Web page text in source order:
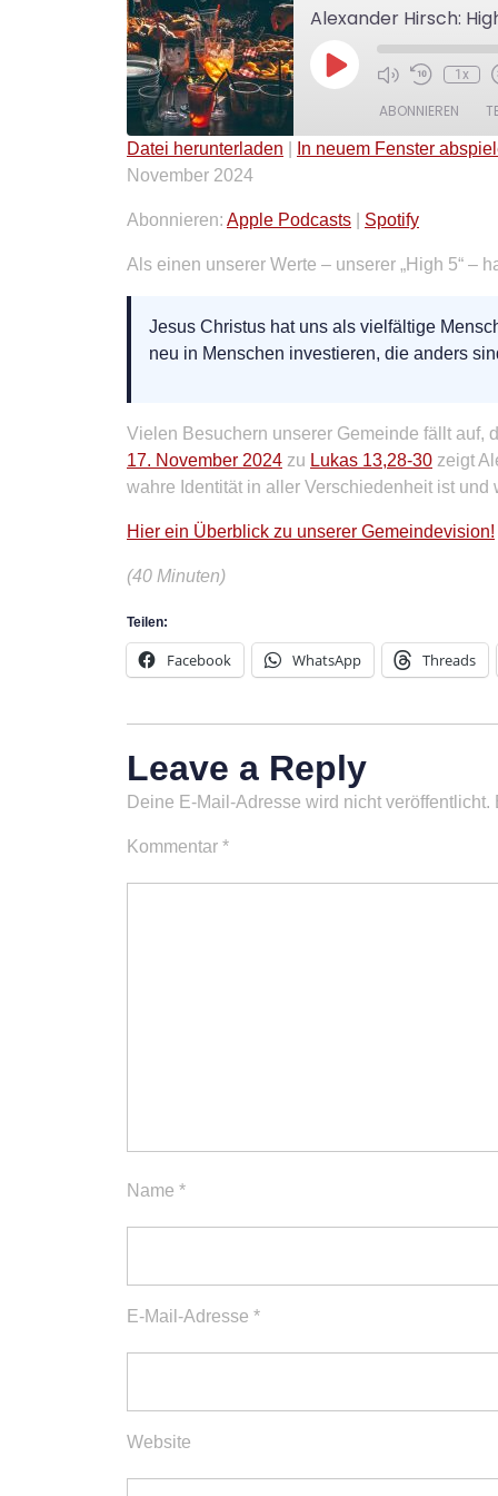
Alexander Hirsch:
Play
Episode
1x
ABONNIEREN
Apple Podcasts
RSS FEED
TEILEN
LINK
Datei herunterladen
In neuem Fenster
November 2024
Abonnieren: Apple Podcasts Spotify
Als einen unserer Werte – unserer „High 5“ –
Jesus Christus hat uns als vielfältige
neu in Menschen investieren, die anders
Vielen Besuchern unserer Gemeinde fällt auf,
17. November 2024 zu Lukas 13,28-30 zeigt
wahre Identität in aller Verschiedenheit ist
Hier ein Überblick zu unserer Gemeindevision!
(40 Minuten)
Teilen:
Facebook WhatsApp Threads
Leave a Reply
Deine E-Mail-Adresse wird nicht veröffentlicht.
Kommentar *
Name *
E-Mail-Adresse *
Website